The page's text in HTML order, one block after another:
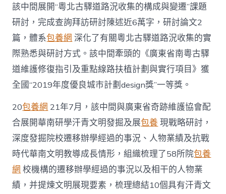
該中間展開“粵北古驛道路況收集的構成與變遷”課題
研討，完成查詢拜訪研討陳述近6萬字，研討論文2
篇，體系包養網 深化了有關粵北古驛道路況收集的實
際熟悉與研討方式。該中間牽頭的《廣東省南粵古驛
道維護修復指引及重點線路扶植計劃與實行項目》獲
全國“2019年度優良城市計劃design獎”一等獎。
20包養網 21年7月，該中間與廣東省奇跡維護協會配
合展開華南研學汗青文明發掘及展包養 現戰略研討，
深度發掘院校遷移辦學經過的事況、人物業績及抗戰
時代華南文明教導成長情形，組織梳理了58所院包養
網 校機構的遷移辦學經過的事況以及相干的人物業
績，并提煉文明展現要素，梳理總結10個具有汗青文